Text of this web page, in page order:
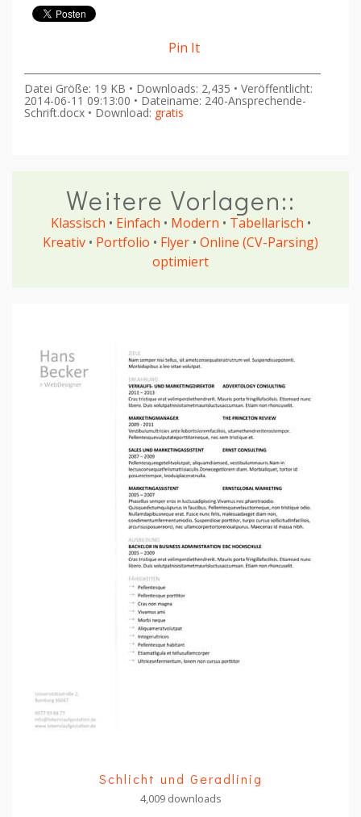
Pin It
Datei Größe: 19 KB • Downloads: 2,435 • Veröffentlicht:
2014-06-11 09:13:00 • Dateiname: 240-Ansprechende-
Schrift.docx • Download: gratis
Weitere Vorlagen::
Klassisch • Einfach • Modern • Tabellarisch •
Kreativ • Portfolio • Flyer • Online (CV-Parsing)
optimiert
Schlicht und Geradlinig
4,009 downloads